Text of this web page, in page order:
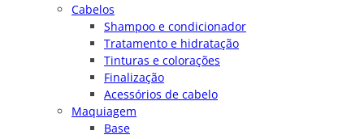
Cabelos
Shampoo e condicionador
Tratamento e hidratação
Tinturas e colorações
Finalização
Acessórios de cabelo
Maquiagem
Base